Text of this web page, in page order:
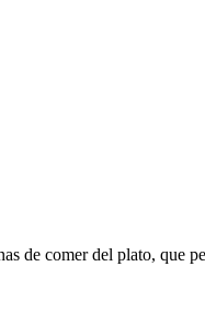
de comer del plato, que